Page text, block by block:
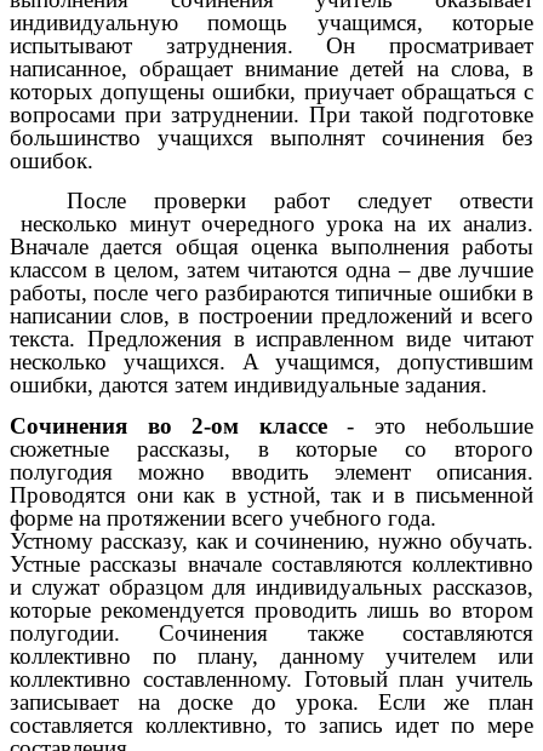
индивидуальную помощь учащимся, которые
испытывают затруднения. Он просматривает
написанное, обращает внимание детей на слова, в
которых допущены ошибки, приучает обращаться с
вопросами при затруднении. При такой подготовке
большинство учащихся выполнят сочинения без
ошибок.
После проверки работ следует отвести
несколько минут очередного урока на их анализ.
Вначале дается общая оценка выполнения работы
классом в целом, затем читаются одна – две лучшие
работы, после чего разбираются типичные ошибки в
написании слов, в построении предложений и всего
текста. Предложения в исправленном виде читают
несколько учащихся. А учащимся, допустившим
ошибки, даются затем индивидуальные задания.
Сочинения во 2-ом классе- это небольшие
сюжетные рассказы, в которые со второго
полугодия можно вводить элемент описания.
Проводятся они как в устной, так и в письменной
форме на протяжении всего учебного года.
Устному рассказу, как и сочинению, нужно обучать.
Устные рассказы вначале составляются коллективно
и служат образцом для индивидуальных рассказов,
которые рекомендуется проводить лишь во втором
полугодии. Сочинения также составляются
коллективно по плану, данному учителем или
коллективно составленному. Готовый план учитель
записывает на доске до урока. Если же план
составляется коллективно, то запись идет по мере